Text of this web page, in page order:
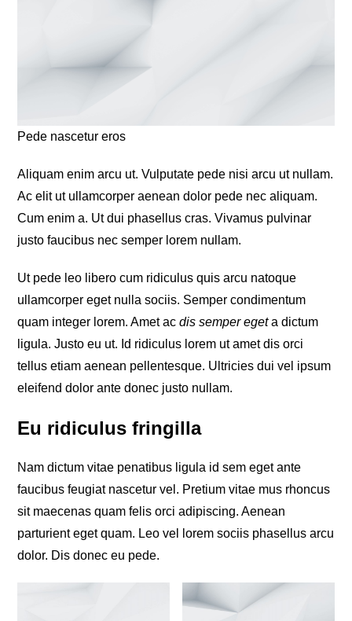
Pede nascetur eros
Aliquam enim arcu ut. Vulputate pede nisi arcu ut nullam.
Ac elit ut ullamcorper aenean dolor pede nec aliquam.
Cum enim a. Ut dui phasellus cras. Vivamus pulvinar
justo faucibus nec semper lorem nullam.
Ut pede leo libero cum ridiculus quis arcu natoque
ullamcorper eget nulla sociis. Semper condimentum
quam integer lorem. Amet acdis semper egeta dictum
ligula. Justo eu ut. Id ridiculus lorem ut amet dis orci
tellus etiam aenean pellentesque. Ultricies dui vel ipsum
eleifend dolor ante donec justo nullam.
Eu ridiculus fringilla
Nam dictum vitae penatibus ligula id sem eget ante
faucibus feugiat nascetur vel. Pretium vitae mus rhoncus
sit maecenas quam felis orci adipiscing. Aenean
parturient eget quam. Leo vel lorem sociis phasellus arcu
dolor. Dis donec eu pede.